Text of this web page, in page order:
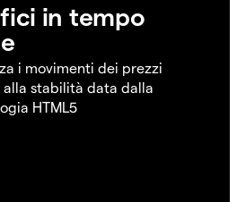
in tempo
i movimenti dei prezzi
alla stabilità data dalla
HTML5